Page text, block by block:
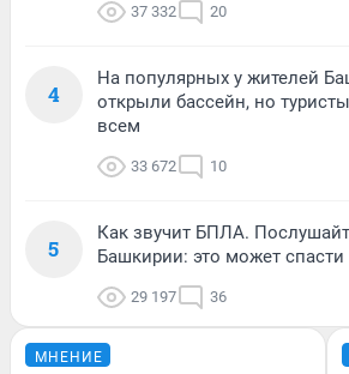
37 332 20
4
На популярных у жителей
открыли бассейн, но
всем
33 672 10
5
Как звучит БПЛА.
Башкирии: это может
29 197 36
МНЕНИЕ